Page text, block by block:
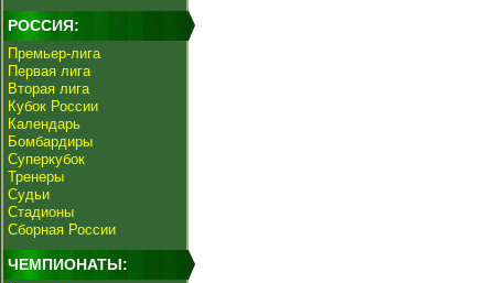
РОССИЯ:
Премьер-лига
Первая лига
Вторая лига
Кубок России
Календарь
Бомбардиры
Суперкубок
Тренеры
Судьи
Стадионы
Сборная России
ЧЕМПИОНАТЫ: